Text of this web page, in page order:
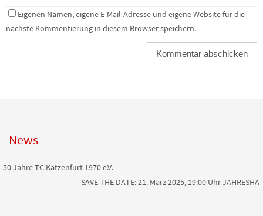
Eigenen Namen, eigene E-Mail-Adresse und eigene Website für die
nächste Kommentierung in diesem Browser speichern.
News
50 Jahre TC Katzenfurt 1970 e.V.
SAVE THE DATE: 21. März 2025, 19:00 Uhr